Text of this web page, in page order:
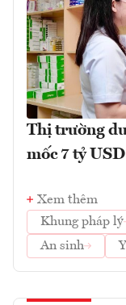
Thị trường
mốc 7 tỷ USD
Xem thêm
Khung pháp lý
An sinh